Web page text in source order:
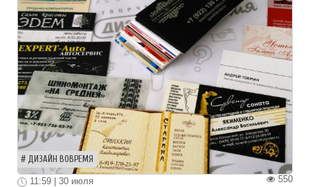
ДИЗАЙН ВОВРЕМЯ
550
11:59 | 30 июля